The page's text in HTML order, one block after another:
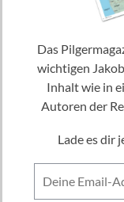
Das Pilgermagazin beschreibt auf 80 Seiten alle
wichtigen
Inhalt wie in
Autoren der
Lade es dir